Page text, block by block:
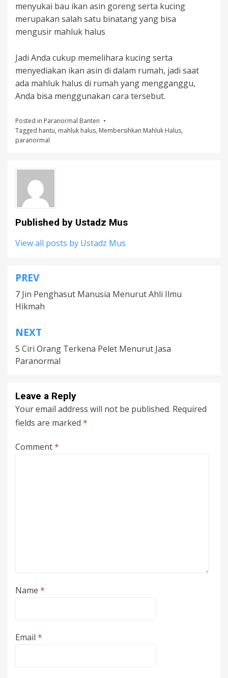
menyukai bau ikan asin goreng serta kucing
merupakan salah satu binatang yang bisa
mengusir mahluk halus
Jadi Anda cukup memelihara kucing serta
menyediakan ikan asin di dalam rumah, jadi saat
ada mahluk halus di rumah yang mengganggu,
Anda bisa menggunakan cara tersebut.
Posted in Paranormal Banten
Tagged hantu, mahluk halus, Membersihkan Mahluk Halus,
paranormal
Published by Ustadz Mus
View all posts by Ustadz Mus
Post
navigation
PREV
7 Jin Penghasut Manusia Menurut Ahli Ilmu
Hikmah
NEXT
5 Ciri Orang Terkena Pelet Menurut Jasa
Paranormal
Leave a Reply
Your email address will not be published. Required
fields are marked *
Comment*
Name *
Email *